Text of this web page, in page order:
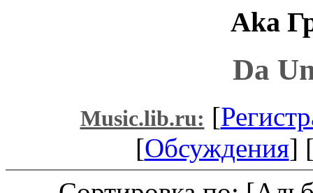
Aka
Da
Music.lib.ru: [
[Обсуждения]